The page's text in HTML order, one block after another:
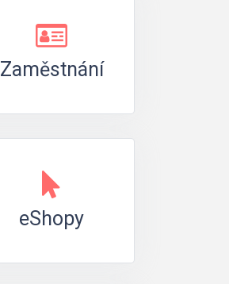
Zaměstnání
eShopy